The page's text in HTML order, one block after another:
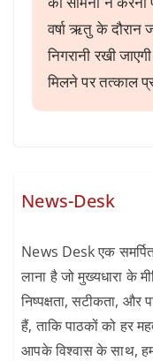
वर्षा ऋतु के दौरान
निगरानी रखी
मिलने पर तत्काल
News-Desk
News Desk एक
लाना है जो मुख्यधारा के
निष्पक्षता, सटीकता, और
हैं, ताकि पाठकों को हर
आपके विश्वास के साथ,